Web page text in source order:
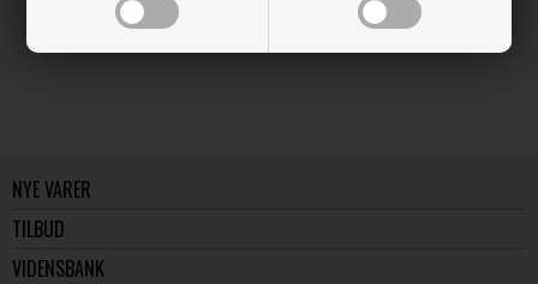
NYE VARER
TILBUD
VIDENSBANK